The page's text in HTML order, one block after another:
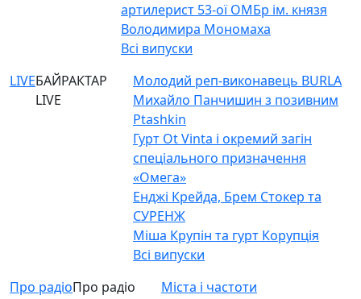
артилерист 53-ої ОМБр ім. князя
Володимира Мономаха
Всі випуски
LIVEБАЙРАКТАР
LIVE
Молодий реп-виконавець BURLA
Михайло Панчишин з позивним
Ptashkin
Гурт Ot Vinta і окремий загін
спеціального призначення
«Омега»
Енджі Крейда, Брем Стокер та
СУРЕНЖ
Міша Крупін та гурт Корупція
Всі випуски
Про радіоПро радіо
Міста і частоти